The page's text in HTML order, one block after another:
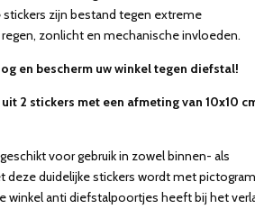
stickers zijn bestand tegen extreme
zonlicht en mechanische invloeden.
en bescherm uw winkel tegen diefstal!
2 stickers met een afmeting van 10x10
voor gebruik in zowel binnen- als
deze duidelijke stickers wordt met pictogram
winkel anti diefstalpoortjes heeft bij het